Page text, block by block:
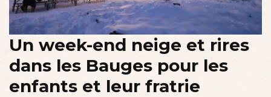
Un week-end neige et rires
dans les Bauges pour les
enfants et leur fratrie